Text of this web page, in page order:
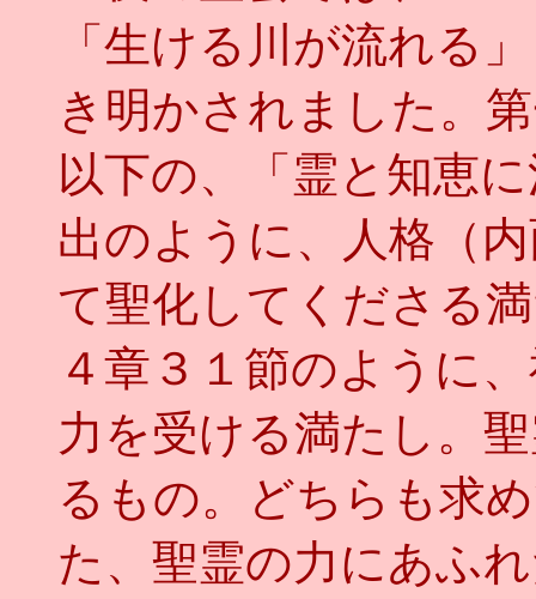
「生ける川が流れる
き明かされました。
以下の、「霊と知恵
出のように、人格（
て聖化してくださる
４章３１節のように
力を受ける満たし。
るもの。どちらも求
た、聖霊の力にあふ